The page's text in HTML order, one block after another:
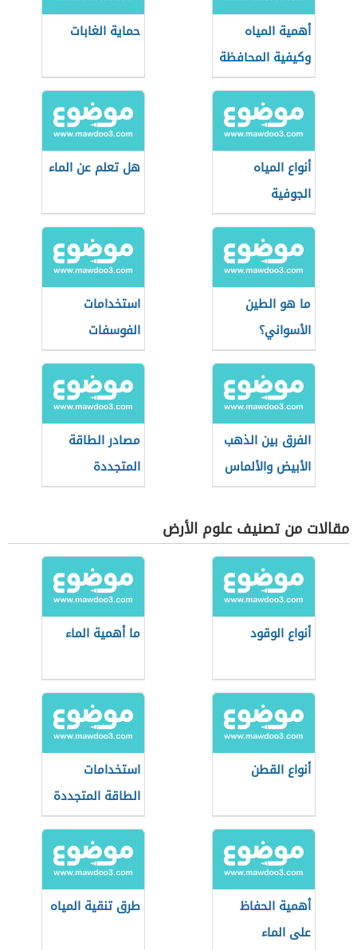
أهمية المياه
وكيفية المحافظة
عليها
حماية الغابات
أنواع المياه
الجوفية
هل تعلم عن الماء
ما هو الطين
الأسواني؟
استخدامات
الفوسفات
الفرق بين الذهب
الأبيض والألماس
مصادر الطاقة
المتجددة
مقالات من تصنيف علوم الأرض
أنواع الوقود ما أهمية الماء
أنواع القطن
استخدامات
الطاقة المتجددة
أهمية الحفاظ
على الماء
طرق تنقية المياه